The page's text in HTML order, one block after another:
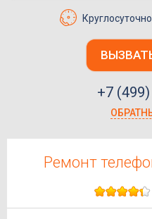
Круглосуточно
+7
Ремонт